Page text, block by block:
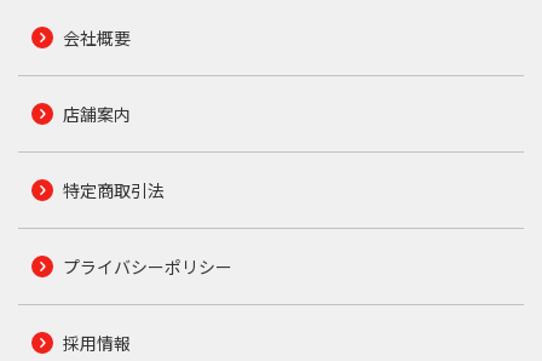
会社概要
店舗案内
特定商取引法
プライバシーポリシー
採用情報